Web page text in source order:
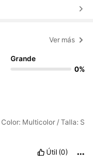
Ver más
Grande
0%
Color: Multicolor / Talla: S
Útil (0)